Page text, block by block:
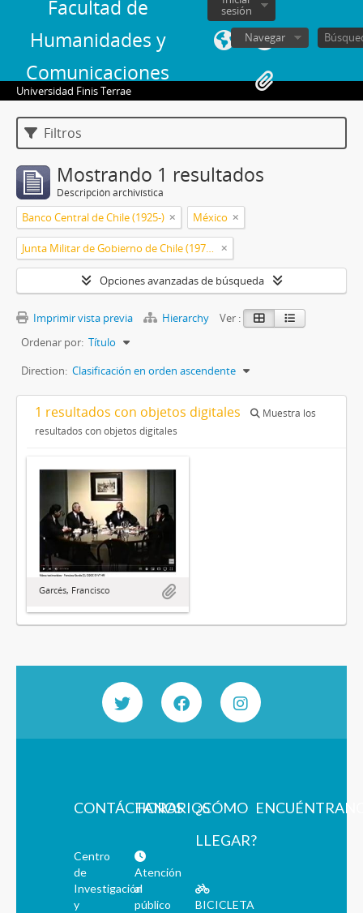
Facultad de
Humanidades y
Comunicaciones
sesión
Navegar
Universidad Finis Terrae
Filtros
Mostrando 1 resultados
Descripción archivística
Banco Central de Chile (1925-) México
Junta Militar de Gobierno de Chile (1973-1990)
Opciones avanzadas de búsqueda
Imprimir vista previa Hierarchy
Ver :
Ordenar por: Título
Direction: Clasificación en orden ascendente
1 resultados con objetos digitales
Muestra los
resultados con objetos digitales
Garcés, Francisco
CONTÁCTANOS
Centro
de
Investigación
y
HORARIOS
Atención
al
público
¿CÓMO
LLEGAR?
BICICLETA